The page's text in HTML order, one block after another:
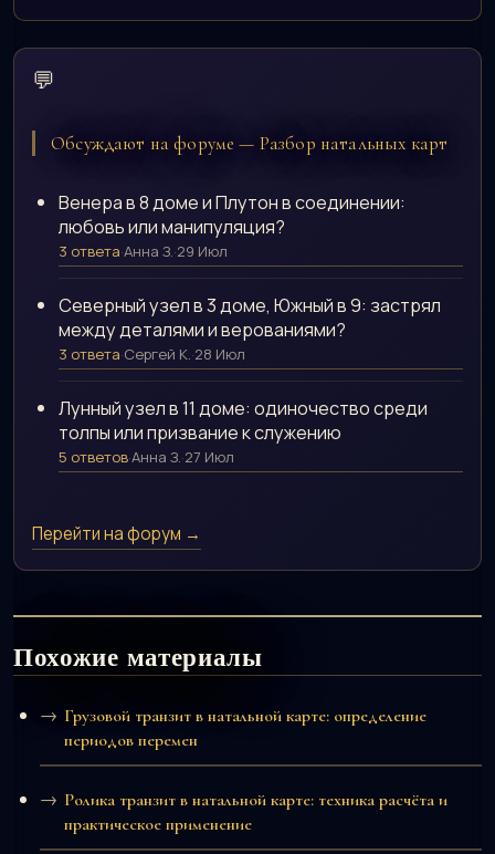
💬
Обсуждают на форуме — Разбор натальных карт
Венера в 8 доме и Плутон в соединении:
любовь или манипуляция?
3 ответа·Анна З.·29 Июл
Северный узел в 3 доме, Южный в 9: застрял
между деталями и верованиями?
3 ответа·Сергей К.·28 Июл
Лунный узел в 11 доме: одиночество среди
толпы или призвание к служению
5 ответов·Анна З.·27 Июл
Перейти на форум →
Похожие материалы
Грузовой транзит в натальной карте: определение
периодов перемен
Ролика транзит в натальной карте: техника расчёта и
практическое применение